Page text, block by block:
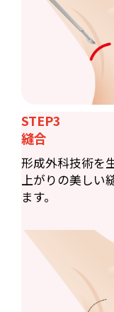
STEP3
縫合
形成外科技術を
上がりの美しい
ます。